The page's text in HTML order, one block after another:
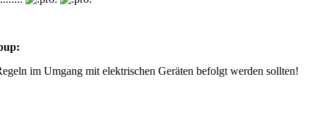
im Umgang mit elektrischen Geräten befolgt werden sollten!